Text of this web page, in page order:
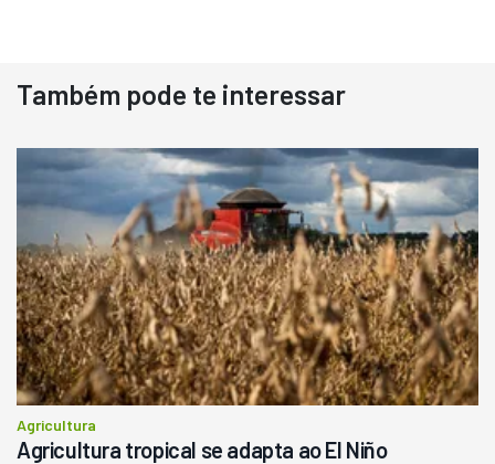
Também pode te interessar
Agricultura
Agricultura tropical se adapta ao El Niño